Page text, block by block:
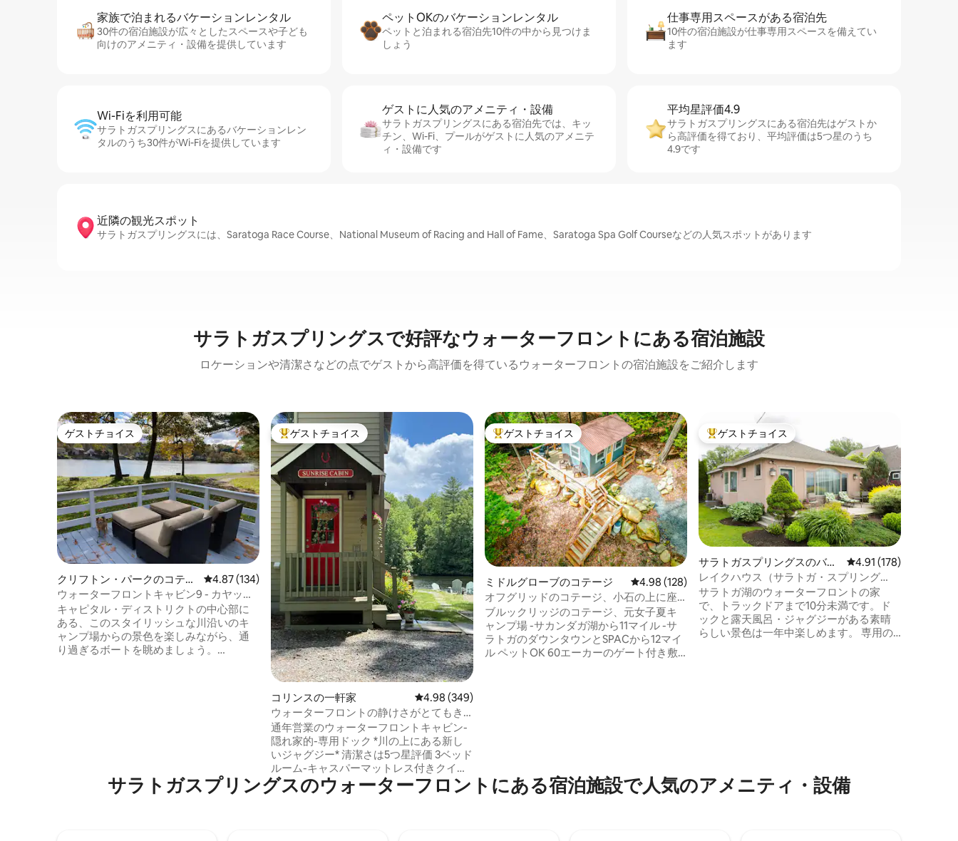
家族で泊まれるバ⁠ケ⁠ー⁠シ⁠ョ⁠ンレ⁠ン⁠タ⁠ル
30件の宿泊施設が広々としたスペースや子ども
向けのアメニティ・設備を提供しています
ペットOKのバ⁠ケ⁠ー⁠シ⁠ョ⁠ンレ⁠ン⁠タ⁠ル
ペットと泊まれる宿泊先10件の中から見つけま
しょう
仕事専用ス⁠ペ⁠ー⁠スがあ⁠る宿⁠泊⁠先
10件の宿泊施設が仕事専用スペースを備えてい
ます
Wi-Fiを利⁠用⁠可⁠能
サラトガスプリングスにあるバケーションレン
タルのうち30件がWi-Fiを提供しています
ゲストに人⁠気⁠のア⁠メ⁠ニ⁠テ⁠ィ・設⁠備
サラトガスプリングスにある宿泊先では、キッ
チン、Wi-Fi、プールがゲストに人気のアメニテ
ィ・設備です
平均星評価4.9
サラトガスプリングスにある宿泊先はゲストか
ら高評価を得ており、平均評価は5つ星のうち
4.9です
近隣の観光ス⁠ポ⁠ッ⁠ト
サラトガスプリングスには、Saratoga Race Course、National Museum of Racing and Hall of Fame、Saratoga Spa Golf Courseなどの人気スポットがあります
サラトガスプリングスで好評なウォーターフロントにある宿泊施設
ロケーションや清潔さなどの点でゲストから高評価を得ているウォーターフロントの宿泊施設をご紹介します
ゲストチョイス
ゲストチョイス
クリフトン・パークのコテー
ジ
レビュー134件、5つ星中4.87つ星の平均評価
4.87 (134)
ウォーターフロントキャビン9 - カヤック
- トガまで24分
キャピタル・ディストリクトの中心部に
ある、このスタイリッシュな川沿いのキ
ャンプ場からの景色を楽しみながら、通
り過ぎるボートを眺めましょう。
できるスクリーンが設置されています。9
号室と10号室の間の共用部分には、カヤ
大好評のゲストチョイスです。
ゲストチョイス
コリンスの一軒家 レビュー349件、5つ星中4.98つ星の平均評価
4.98 (349)
ウォーターフロントの静けさがとてもき
れい！ジャグジー-日の出！
通年営業のウォーターフロントキャビン-
隠れ家的-専用ドック *川の上にある新し
いジャグジー* 清潔さは5つ星評価 3ベッド
ルーム-キャスパーマットレス付きクイー
ンベッド3台 ホテル用のベビーベッドはど
の部屋にでも置くことができます ソファ
大好評のゲストチョイスです。
ゲストチョイス
ミドルグローブのコテージ レビュー128件、5つ星中4.98つ星の平均評価
4.98 (128)
オフグリッドのコテージ、小石の上に座
り小川の眺め
ブルックリッジのコテージ、元女子夏キ
ャンプ場 -サカンダガ湖から11マイル -サ
ラトガのダウンタウンとSPACから12マイ
ル ペットOK 60エーカーのゲート付き敷
ありません パビリオンでWi-Fiをご利用い
ただけます
大好評のゲストチョイスです。
ゲストチョイス
サラトガスプリングスのバン
ガロー
レビュー178件、5つ
4.91 (178)
レイクハウス（サラトガ・スプリング
ス）
サラトガ湖のウォーターフロントの家
で、トラックドアまで10分未満です。ド
ックと露天風呂・ジャグジーがある素晴
らしい景色は一年中楽しめます。 専用の
あります。
サラトガスプリングスのウォーターフロントにある宿泊施設で人気のアメニティ・設備